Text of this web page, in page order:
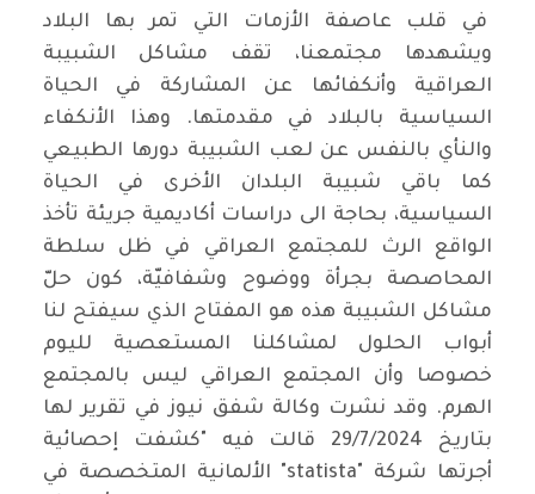
في قلب عاصفة الأزمات التي تمر بها البلاد
ويشهدها مجتمعنا، تقف مشاكل الشبيبة
العراقية وأنكفائها عن المشاركة في الحياة
السياسية بالبلاد في مقدمتها. وهذا الأنكفاء
والنأي بالنفس عن لعب الشبيبة دورها الطبيعي
كما باقي شبيبة البلدان الأخرى في الحياة
السياسية، بحاجة الى دراسات أكاديمية جريئة تأخذ
الواقع الرث للمجتمع العراقي في ظل سلطة
المحاصصة بجرأة ووضوح وشفافيّة، كون حلّ
مشاكل الشبيبة هذه هو المفتاح الذي سيفتح لنا
أبواب الحلول لمشاكلنا المستعصية لليوم
خصوصا وأن المجتمع العراقي ليس بالمجتمع
الهرم. وقد نشرت وكالة شفق نيوز في تقرير لها
بتاريخ 29/7/2024 قالت فيه "كشفت إحصائية
أجرتها شركة "statista" الألمانية المتخصصة في